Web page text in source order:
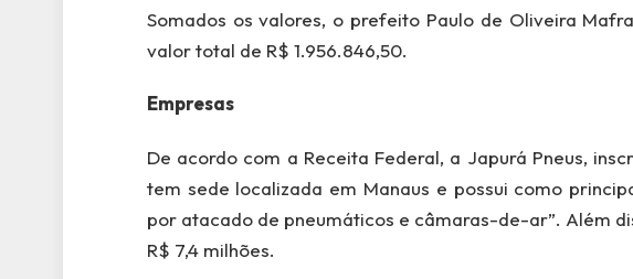
Somados os valores, o prefeito Paulo de Oliveira
valor total de R$ 1.956.846,50.
Empresas
De acordo com a Receita Federal, a Japurá Pneus,
tem sede localizada em Manaus e possui como
por atacado de pneumáticos e câmaras-de-ar”. Além
R$ 7,4 milhões.